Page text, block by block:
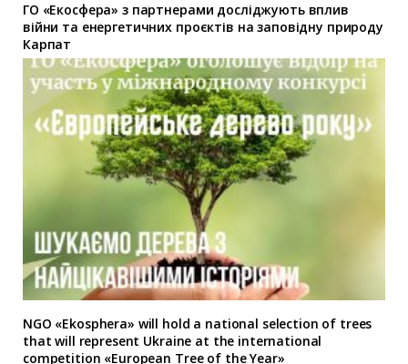
ГО «Екосфера» з партнерами досліджують вплив
війни та енергетичних проєктів на заповідну природу
Карпат
NGO «Ekosphera» will hold a national selection of trees
that will represent Ukraine at the international
competition «European Tree of the Year»